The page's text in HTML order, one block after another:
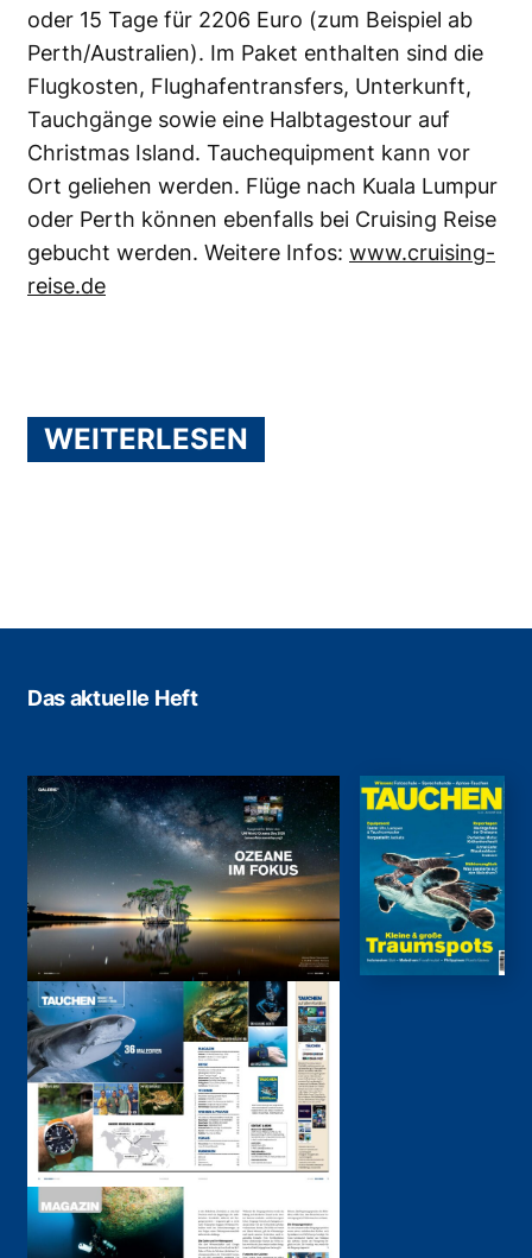
oder 15 Tage für 2206 Euro (zum Beispiel ab
Perth/Australien). Im Paket enthalten sind die
Flugkosten, Flughafentransfers, Unterkunft,
Tauchgänge sowie eine Halbtagestour auf
Christmas Island. Tauchequipment kann vor
Ort geliehen werden. Flüge nach Kuala Lumpur
oder Perth können ebenfalls bei Cruising Reise
gebucht werden. Weitere Infos: www.cruising-
reise.de
WEITERLESEN
Das aktuelle Heft